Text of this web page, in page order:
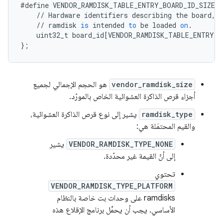
#define VENDOR_RAMDISK_TABLE_ENTRY_BOARD_ID_SIZE
// Hardware identifiers describing the board,
// ramdisk is intended to be loaded on .
uint32_t board_id[
} ;
vendor_ramdisk_size هو الحجم الإجمالي لجميع
أجزاء قرص الذاكرة العشوائية الخاص بالمورّد.
ramdisk_type
يشير إلى نوع قرص الذاكرة العشوائية،
والقيم المحتمَلة هي:
VENDOR_RAMDISK_TYPE_NONE يشير
إلى أنّ القيمة غير محدّدة.
تحتوي
VENDOR_RAMDISK_TYPE_PLATFORM
ramdisks على وحدات بت خاصة بالنظام
الأساسي. يجب أن يحمِّل برنامج الإقلاع هذه